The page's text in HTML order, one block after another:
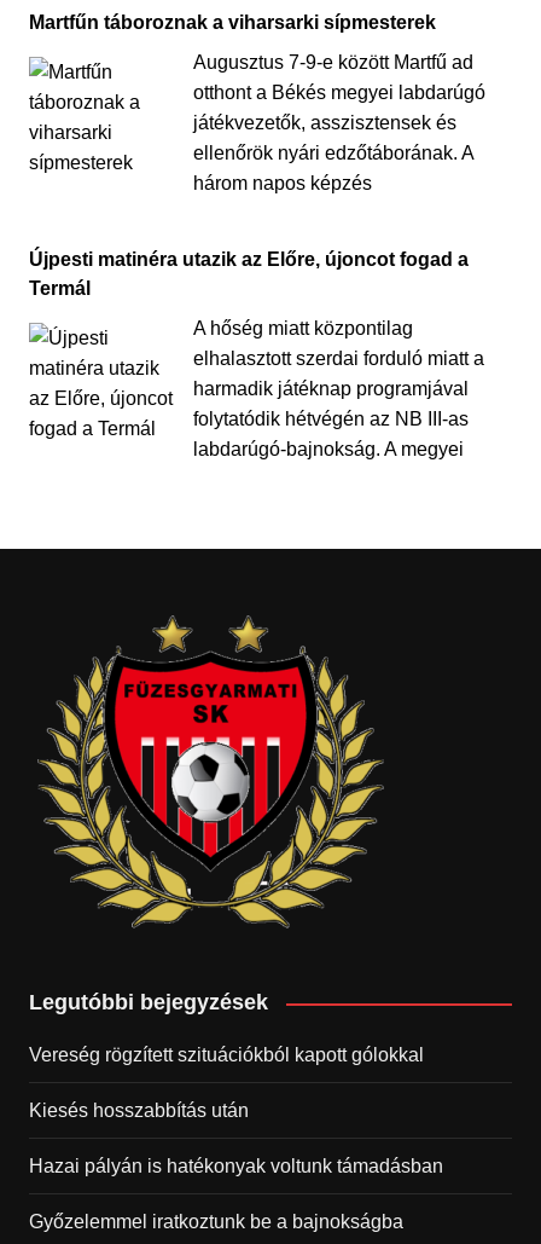
Martfűn táboroznak a viharsarki sípmesterek
Augusztus 7-9-e között Martfű ad
otthont a Békés megyei labdarúgó
játékvezetők, asszisztensek és
ellenőrök nyári edzőtáborának. A
három napos képzés
Újpesti matinéra utazik az Előre, újoncot fogad a
Termál
A hőség miatt központilag
elhalasztott szerdai forduló miatt a
harmadik játéknap programjával
folytatódik hétvégén az NB III-as
labdarúgó-bajnokság. A megyei
Legutóbbi bejegyzések
Vereség rögzített szituációkból kapott gólokkal
Kiesés hosszabbítás után
Hazai pályán is hatékonyak voltunk támadásban
Győzelemmel iratkoztunk be a bajnokságba